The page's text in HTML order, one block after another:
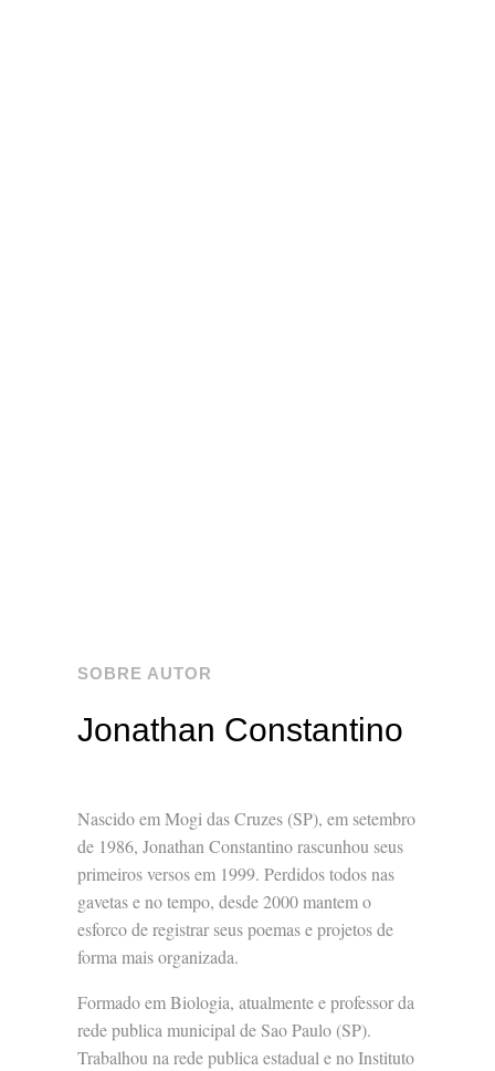
SOBRE AUTOR
Jonathan Constantino
Nascido em Mogi das Cruzes (SP), em setembro
de 1986, Jonathan Constantino rascunhou seus
primeiros versos em 1999. Perdidos todos nas
gavetas e no tempo, desde 2000 mantem o
esforco de registrar seus poemas e projetos de
forma mais organizada.
Formado em Biologia, atualmente e professor da
rede publica municipal de Sao Paulo (SP).
Trabalhou na rede publica estadual e no Instituto